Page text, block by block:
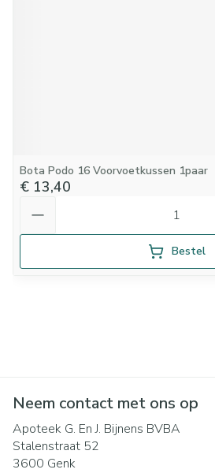
Bota Podo 16 Voorvoetkussen 1paar
€ 13,40
Bestel
Neem contact met ons op
Apoteek G. En J. Bijnens BVBA
Stalenstraat 52
3600 Genk